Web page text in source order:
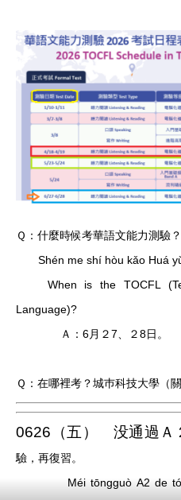
Ｑ：什麼時候考華語文能力測驗？
Shén me shí hòu kǎo Huá
When is the TOCFL
Language)?
Ａ：6月２7、２8日。
Ｑ：在哪裡考？城巿科技大學（關
0626（五） 没通過Ａ
驗，再復習。
Méi tōngguò A2 de